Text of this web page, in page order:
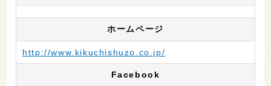
ホームページ
http://www.kikuchishuzo.co.jp/
Facebook